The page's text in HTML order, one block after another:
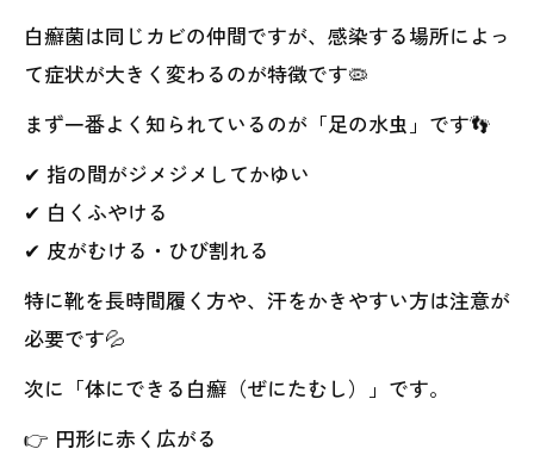
白癬菌は同じカビの仲間ですが、感染する場所によっ
て症状が大きく変わるのが特徴です🦠
まず一番よく知られているのが「足の水虫」です👣
✔ 指の間がジメジメしてかゆい
✔ 白くふやける
✔ 皮がむける・ひび割れる
特に靴を長時間履く方や、汗をかきやすい方は注意が
必要です💦
次に「体にできる白癬（ぜにたむし）」です。
👉 円形に赤く広がる